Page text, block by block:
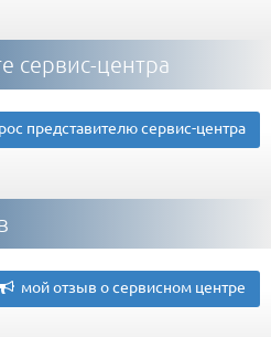
сервис-центра
представителю сервис-центра
мой отзыв о сервисном центре